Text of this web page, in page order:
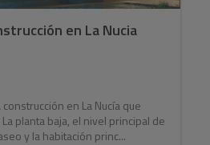
en La Nucia
en La Nucía que
planta baja, el nivel principal de
y la habitación princ...